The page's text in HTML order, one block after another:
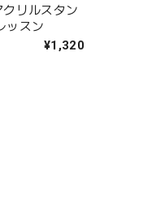
クリルスタン
ッスン
¥1,320